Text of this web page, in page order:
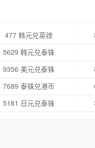
477 韩元兑英镑
5629 韩元兑泰铢
9356 美元兑泰铢
7689 泰铢兑港币
5181 日元兑泰铢